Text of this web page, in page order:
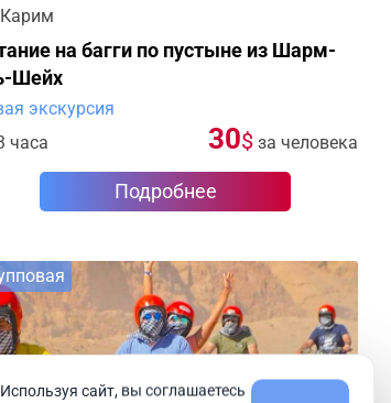
Карим
на багги по пустыне из Шарм-
Шейх
экскурсия
часа
30$ за человека
Подробнее
сайт, вы соглашаетесь